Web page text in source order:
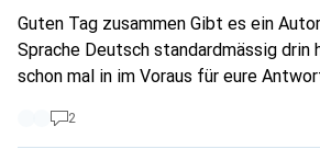
Guten Tag zusammen Gibt es ein
Sprache Deutsch standardmässig drin
schon mal in im Voraus für eure
2